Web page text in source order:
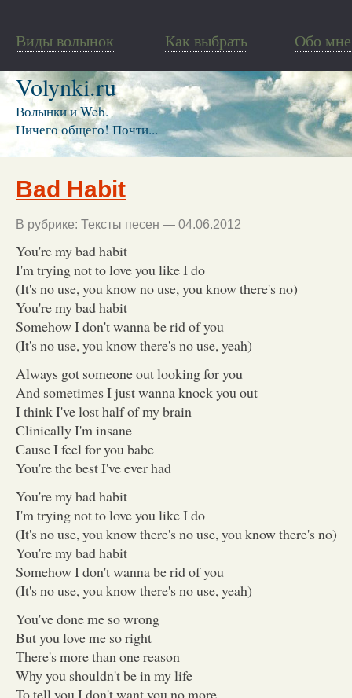
Виды волынок Как выбрать Обо мне
Volynki.ru
Волынки и Web.
Ничего общего! Почти...
Bad Habit
В рубрике: Тексты песен — 04.06.2012
You're my bad habit
I'm trying not to love you like I do
(It's no use, you know no use, you know there's no)
You're my bad habit
Somehow I don't wanna be rid of you
(It's no use, you know there's no use, yeah)
Always got someone out looking for you
And sometimes I just wanna knock you out
I think I've lost half of my brain
Clinically I'm insane
Cause I feel for you babe
You're the best I've ever had
You're my bad habit
I'm trying not to love you like I do
(It's no use, you know there's no use, you know there's no)
You're my bad habit
Somehow I don't wanna be rid of you
(It's no use, you know there's no use, yeah)
You've done me so wrong
But you love me so right
There's more than one reason
Why you shouldn't be in my life
To tell you I don't want you no more